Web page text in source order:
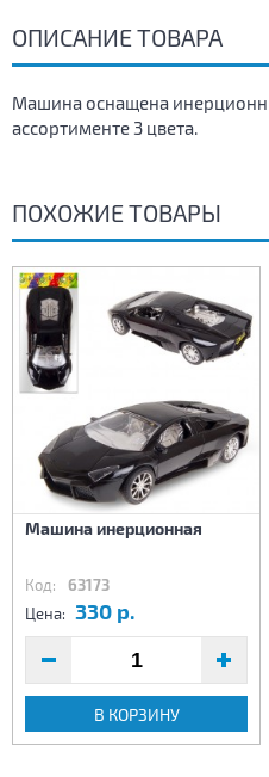
ОПИСАНИЕ ТОВАРА
Машина оснащена
ассортименте 3 цвета.
ПОХОЖИЕ ТОВАРЫ
Машина инерционная
Код: 63173
Цена: 330 р.
В КОРЗИНУ